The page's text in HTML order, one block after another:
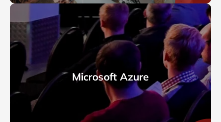
Microsoft Azure